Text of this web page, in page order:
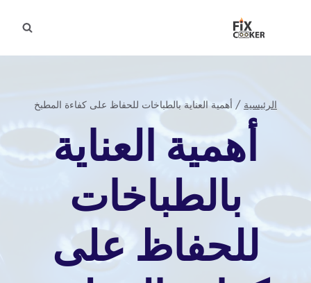
الرئيسية / أهمية العناية بالطباخات للحفاظ على كفاءة المطبخ
أهمية العناية
بالطباخات
للحفاظ على